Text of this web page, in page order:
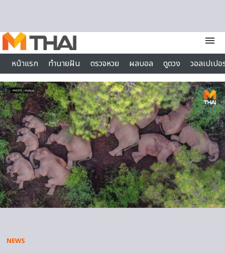
menu
หน้าแรก
ทำนายฝัน ตรวจหวย ผลบอล ดูดวง
วอลเปเป
ไลฟ์สไตล์
NEWS